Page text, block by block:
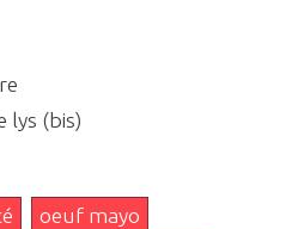
lys (bis)
oeuf mayo